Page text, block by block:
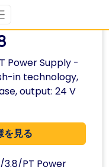
Power Supply -
in technology,
output: 24 V
を見る